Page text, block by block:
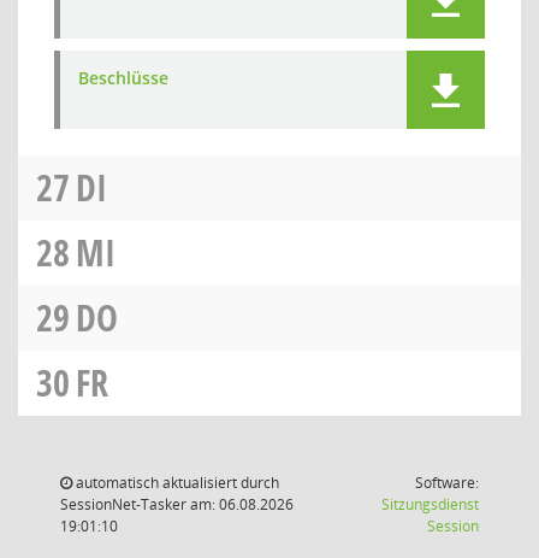
Beschlüsse
27DI
28MI
29DO
30FR
automatisch aktualisiert durch
SessionNet-Tasker am: 06.08.2026
19:01:10
Software:
Sitzungsdienst
Session(Wird in